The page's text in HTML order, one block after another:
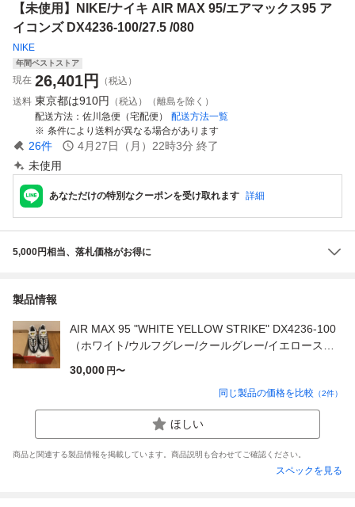
メンズ
【未使用】NIKE/ナイキ AIR MAX 95/エアマックス95 ア
イコンズ DX4236-100/27.5 /080
NIKE
年間ベストストア
現在 26,401円
（税込）
送料 東京都は910円
（税込）（離島を除く）
配送方法
佐川急便（宅配便）
配送方法一覧
条件により送料が異なる場合があります
26件 4月27日（月）22時3分 終了
未使用
あなただけの特別なクーポンを受け取れます 詳細
5,000円相当、落札価格がお得に
製品情報
AIR MAX 95 "WHITE YELLOW STRIKE" DX4236-100
（ホワイト/ウルフグレー/クールグレー/イエロースト
30,000 円〜
同じ製品の価格を比較 （2件）
ほしい
商品と関連する製品情報を掲載しています。商品説明も合わせてご確認ください。
スペックを見る